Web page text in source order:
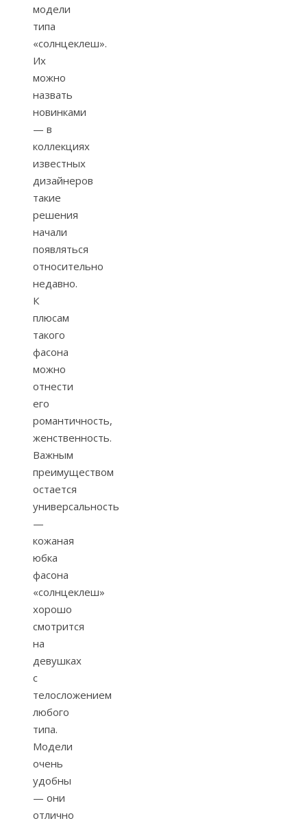
модели
типа
«солнцеклеш».
Их
можно
назвать
новинками
— в
коллекциях
известных
дизайнеров
такие
решения
начали
появляться
относительно
недавно.
К
плюсам
такого
фасона
можно
отнести
его
романтичность,
женственность.
Важным
преимуществом
остается
универсальность
—
кожаная
юбка
фасона
«солнцеклеш»
хорошо
смотрится
на
девушках
с
телосложением
любого
типа.
Модели
очень
удобны
— они
отлично